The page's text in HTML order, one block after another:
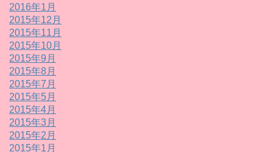
2016年1月
2015年12月
2015年11月
2015年10月
2015年9月
2015年8月
2015年7月
2015年5月
2015年4月
2015年3月
2015年2月
2015年1月